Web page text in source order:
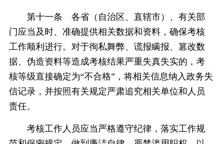
第十一条 各省（自治区、直辖市）、有关部
门应当及时、准确提供相关数据和资料，确保考核
工作顺利进行。对于徇私舞弊、谎报瞒报、篡改数
据、伪造资料等造成考核结果严重失真失实的，考
核等级直接确定为“不合格”，将相关信息纳入政务失
信记录，并按照有关规定严肃追究相关单位和人员
责任。
考核工作人员应当严格遵守纪律，落实工作规